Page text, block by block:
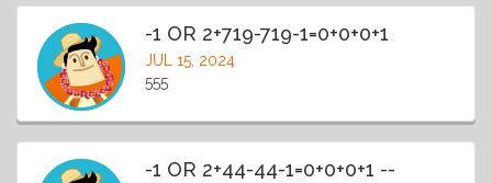
-1 OR 2+719-719-1=0+0+0+1
JUL 15, 2024
555
-1 OR 2+44-44-1=0+0+0+1 --